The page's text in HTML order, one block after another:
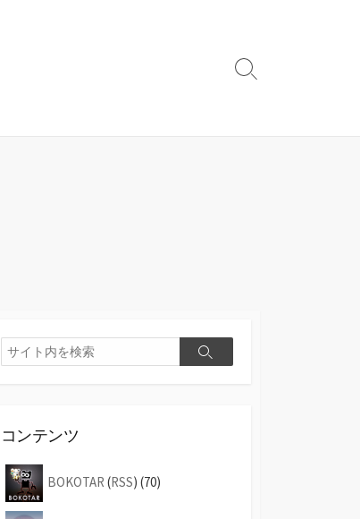
検
検
索
検
コンテンツ
BOKOTAR (RSS) (70)